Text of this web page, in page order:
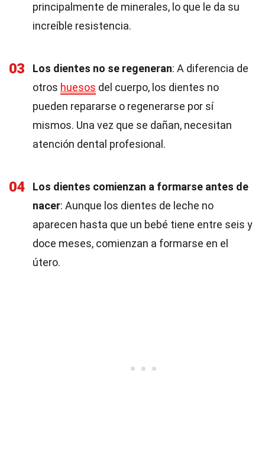
principalmente de minerales, lo que le da su
increíble resistencia.
03 Los dientes no se regeneran: A diferencia de
otros huesos del cuerpo, los dientes no
pueden repararse o regenerarse por sí
mismos. Una vez que se dañan, necesitan
atención dental profesional.
04
Los dientes comienzan a formarse antes de
nacer: Aunque los dientes de leche no
aparecen hasta que un bebé tiene entre seis y
doce meses, comienzan a formarse en el
útero.